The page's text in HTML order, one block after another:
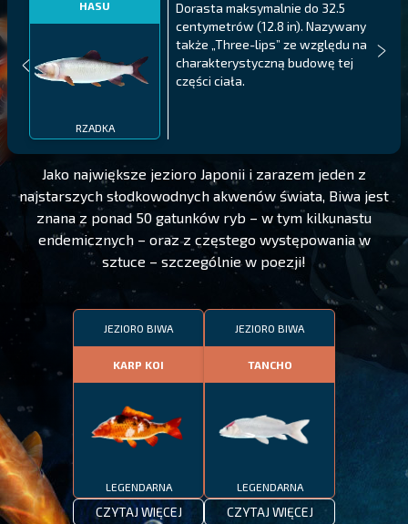
HASU
RZADKA
Dorasta maksymalnie do 32.5
centymetrów (12.8 in). Nazywany
także „Three-lips” ze względu na
charakterystyczną budowę tej
części ciała.
Jako największe jezioro Japonii i zarazem jeden z
najstarszych słodkowodnych akwenów świata, Biwa jest
znana z ponad 50 gatunków ryb – w tym kilkunastu
endemicznych – oraz z częstego występowania w
sztuce – szczególnie w poezji!
JEZIORO BIWA
KARP KOI
LEGENDARNA
CZYTAJ WIĘCEJ
JEZIORO BIWA
TANCHO
LEGENDARNA
CZYTAJ WIĘCEJ